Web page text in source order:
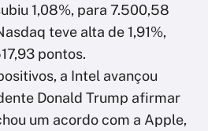
1,08%, para 7.500,58
teve alta de 1,91%,
pontos.
a Intel avançou
Donald Trump afirmar
um acordo com a Apple,